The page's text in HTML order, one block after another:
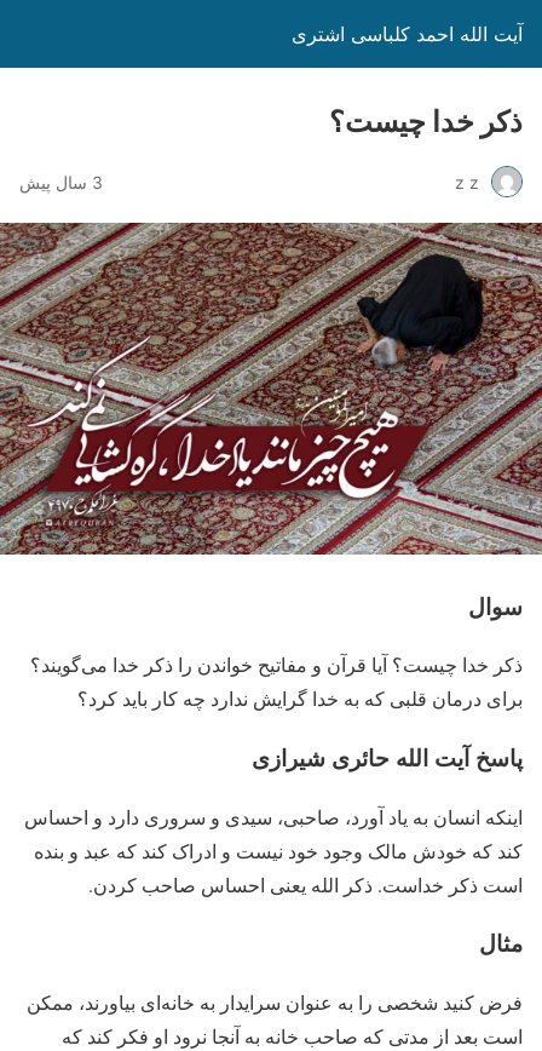
آیت الله احمد کلباسی اشتری
ذکر خدا چیست؟
z z 3 سال پیش
سوال
ذکر خدا چیست؟ آیا قرآن و مفاتیح خواندن را ذکر خدا می‌گویند؟
برای درمان قلبی که به خدا گرایش ندارد چه کار باید کرد؟
پاسخ آیت الله حائری شیرازی
اینکه انسان به یاد آورد، صاحبی، سیدی و سروری دارد و احساس
کند که خودش مالک وجود خود نیست و ادراک کند که عبد و بنده
است ذکر خداست. ذکر الله یعنی احساس صاحب کردن.
مثال
فرض کنید شخصی را به عنوان سرایدار به خانه‌ای بیاورند، ممکن
است بعد از مدتی که صاحب خانه به آنجا نرود او فکر کند که